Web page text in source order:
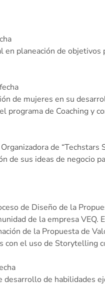
en planeación de
de mujeres en su
programa de Coaching y
de
de sus ideas de negocio
de Diseño de la
de la empresa VEQ.
de la Propuesta de
con el uso de Storytelling
desarrollo de habilidades